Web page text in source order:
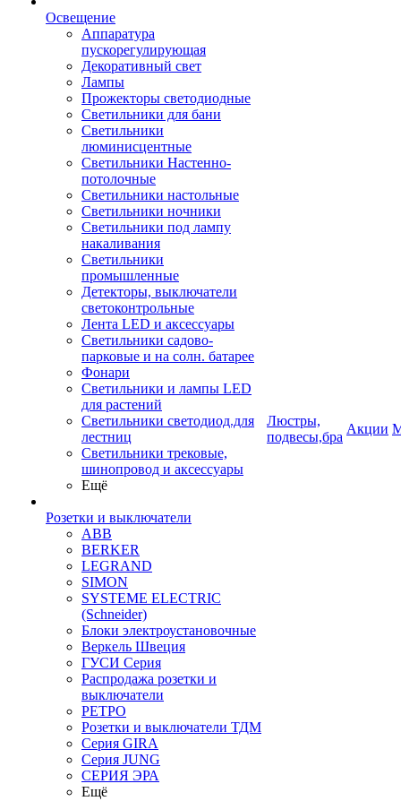
Освещение
Аппаратура
пускорегулирующая
Декоративный свет
Лампы
Прожекторы светодиодные
Светильники для бани
Светильники
люминисцентные
Светильники Настенно-
потолочные
Светильники настольные
Светильники ночники
Светильники под лампу
накаливания
Светильники
промышленные
Детекторы, выключатели
светоконтрольные
Лента LED и аксессуары
Светильники садово-
парковые и на солн. батарее
Фонари
Светильники и лампы LED
для растений
Светильники светодиод.для
лестниц
Светильники трековые,
шинопровод и аксессуары
Ещё
Розетки и выключатели
ABB
BERKER
LEGRAND
SIMON
SYSTEME ELECTRIC
(Schneider)
Блоки электроустановочные
Веркель Швеция
ГУСИ Серия
Распродажа розетки и
выключатели
РЕТРО
Розетки и выключатели ТДМ
Серия GIRA
Серия JUNG
СЕРИЯ ЭРА
Ещё
Люстры,
подвесы,бра
Акции